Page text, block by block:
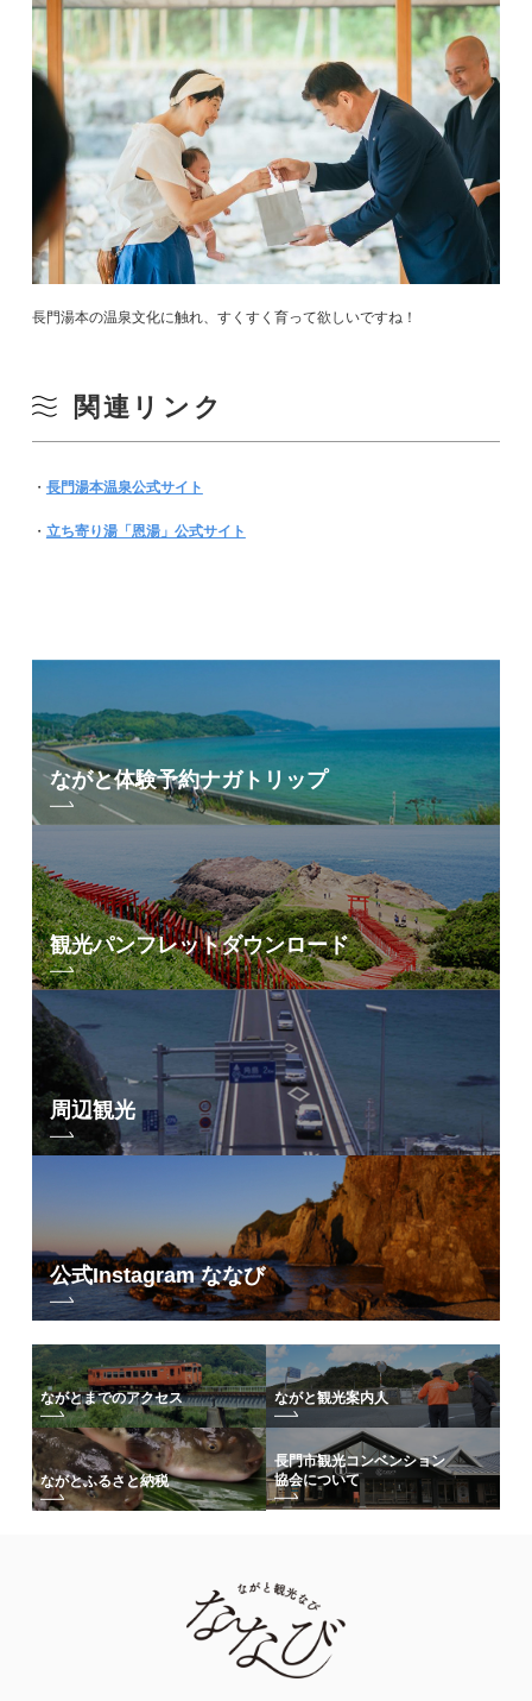
長門湯本の温泉文化に触れ、すくすく育って欲しいですね！
関連リンク
・ 長門湯本温泉公式サイト
・ 立ち寄り湯「恩湯」公式サイト
ながと体験予約ナガトリップ
観光パンフレットダウンロード
周辺観光
公式Instagram ななび
ながとまでのアクセス ながと観光案内人
ながとふるさと納税
長門市観光コンベンション
協会について